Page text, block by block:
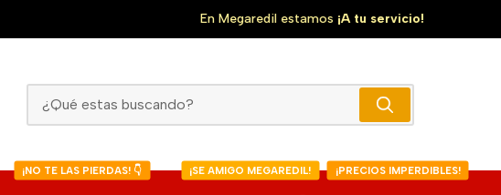
Cebollitas Mexicanas La Victoria
En Megaredil estamos¡A tu servicio!
¡NO TE LAS PIERDAS! 👇 ¡SE AMIGO MEGAREDIL! ¡PRECIOS IMPERDIBLES!